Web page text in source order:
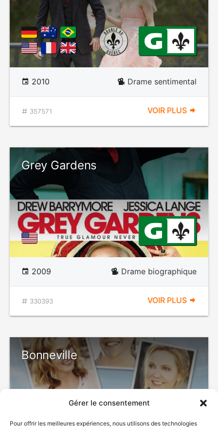
Gérer le consentement
Pour offrir les meilleures expériences, nous utilisons des technologies
2010 Drame sentimental
357571 VOIR PLUS
Grey Gardens
2009 Drame biographique
330393 VOIR PLUS
Bonneville